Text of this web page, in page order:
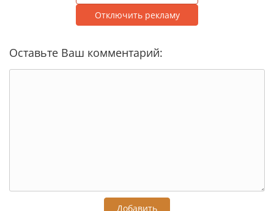
Отключить рекламу
Оставьте Ваш комментарий:
Добавить